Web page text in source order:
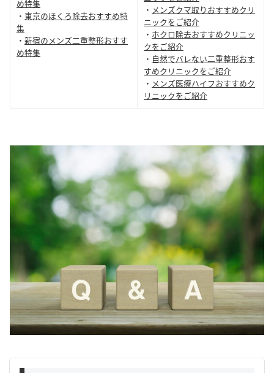
め特集
・ 東京のほくろ除去おすすめ特
集
・ 新宿のメンズ二重整形おすす
め特集
・ メンズクマ取りおすすめクリ
ニックをご紹介
・ ホクロ除去おすすめクリニッ
クをご紹介
・ 自然でバレない二重整形おす
すめクリニックをご紹介
・ メンズ医療ハイフおすすめク
リニックをご紹介